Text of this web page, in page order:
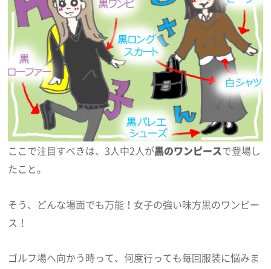
ここで注目すべきは、3人中2人が黒のワンピースで登場し
たこと。
そう、どんな場面でも万能！女子の強い味方黒のワンピー
ス！
ゴルフ場へ向かう時って、何度行っても毎回服装に悩みま